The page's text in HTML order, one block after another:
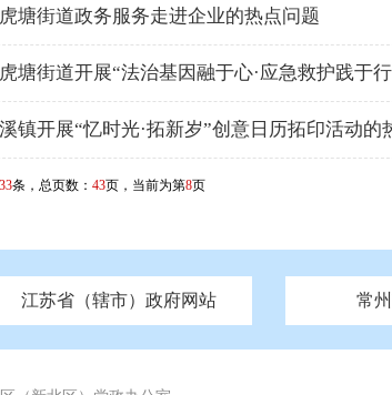
塘街道政务服务走进企业的热点问题
塘街道开展“法治基因融于心·应急救护践于
镇开展“忆时光·拓新岁”创意日历拓印活动的
条，总页数： 43页，当前为第8页
山西 辽宁 吉林 黑龙江 上海 山东
江苏省（辖市）政府网站
府 无锡市政府 常州市政府 徐州市政府
常
技局 市民族宗教事务局 市公安局 市民政局
市生态环境局 市城管局
区人大 区政协 纪委监委 检察院